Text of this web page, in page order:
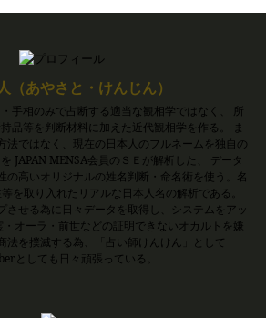
（あやさと・けんじん）
手相のみで占断する適当な観相学ではなく、 所
品等を判断材料に加えた近代観相学を作る。 ま
法ではなく、現在の日本人のフルネームを独自の
JAPAN MENSA会員のＳＥが解析した、 データ
の高いオリジナルの姓名判断・命名術を使う。名
を取り入れたリアルな日本人名の解析である。
させる為に日々データを取得し、システムをアッ
・オーラ・前世などの証明できないオカルトを嫌
法を撲滅する為、「占い師けんけん」として
としても日々頑張っている。